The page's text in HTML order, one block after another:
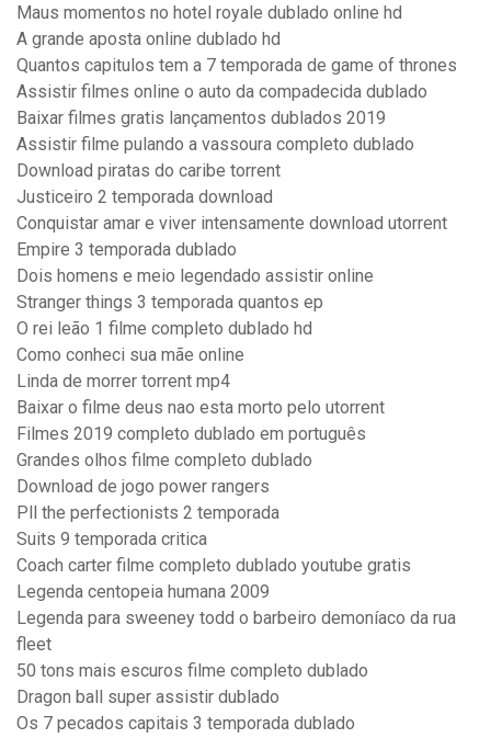
Maus momentos no hotel royale dublado online hd
A grande aposta online dublado hd
Quantos capitulos tem a 7 temporada de game of thrones
Assistir filmes online o auto da compadecida dublado
Baixar filmes gratis lançamentos dublados 2019
Assistir filme pulando a vassoura completo dublado
Download piratas do caribe torrent
Justiceiro 2 temporada download
Conquistar amar e viver intensamente download utorrent
Empire 3 temporada dublado
Dois homens e meio legendado assistir online
Stranger things 3 temporada quantos ep
O rei leão 1 filme completo dublado hd
Como conheci sua mãe online
Linda de morrer torrent mp4
Baixar o filme deus nao esta morto pelo utorrent
Filmes 2019 completo dublado em português
Grandes olhos filme completo dublado
Download de jogo power rangers
Pll the perfectionists 2 temporada
Suits 9 temporada critica
Coach carter filme completo dublado youtube gratis
Legenda centopeia humana 2009
Legenda para sweeney todd o barbeiro demoníaco da rua
fleet
50 tons mais escuros filme completo dublado
Dragon ball super assistir dublado
Os 7 pecados capitais 3 temporada dublado